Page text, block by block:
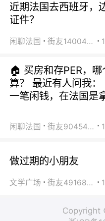
近期法国去西班牙，
证件？
闲聊法国 街友14004820
🏠 买房和存PER，哪
算？ 最近有人问我：
一笔闲钱，在法国是
闲聊法国 街友90454511
做过期的小朋友
文学广场 街友49168527
Copyright